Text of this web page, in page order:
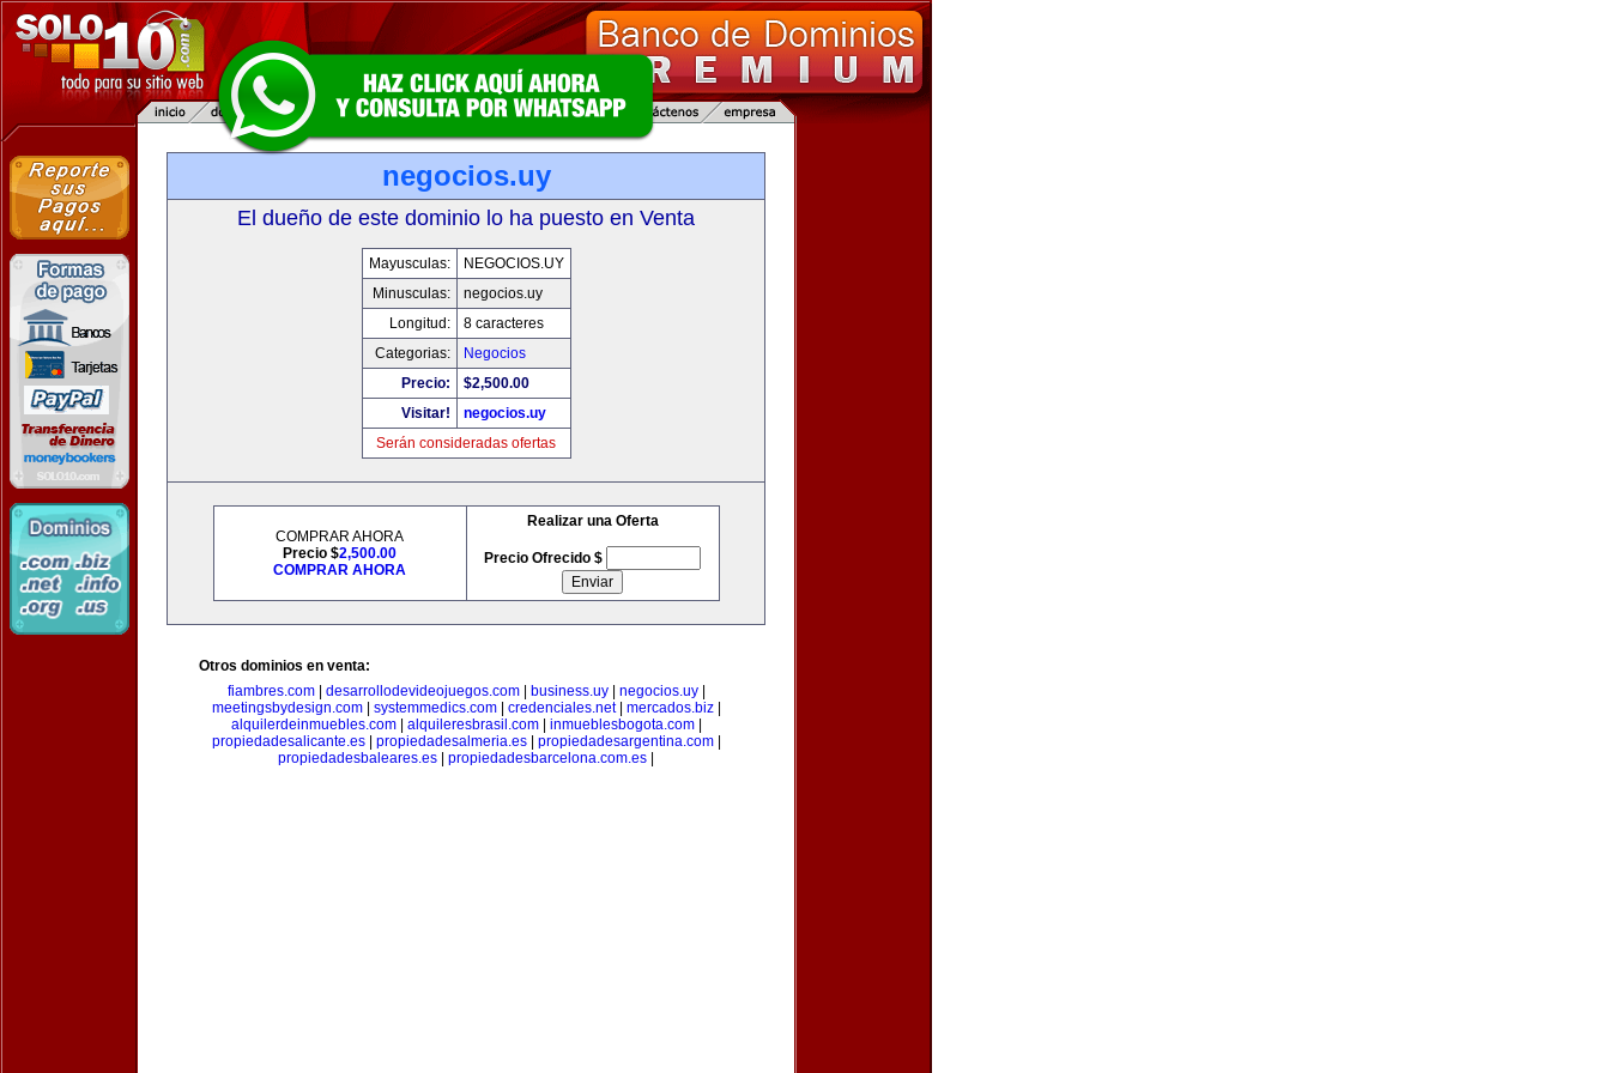
negocios.uy
El dueño de este dominio lo ha puesto en Venta
Mayusculas:
NEGOCIOS.UY
Minusculas:
negocios.uy
Longitud:
8 caracteres
Categorias:
Negocios
Precio:
$2,500.00
Visitar!
negocios.uy
Serán consideradas ofertas
COMPRAR AHORA
Precio $2,500.00
COMPRAR AHORA
Realizar una Oferta
Precio Ofrecido $
Otros dominios en venta:
fiambres.com| desarrollodevideojuegos.com| business.uy| negocios.uy|
meetingsbydesign.com| systemmedics.com| credenciales.net| mercados.biz|
alquilerdeinmuebles.com| alquileresbrasil.com| inmueblesbogota.com|
propiedadesalicante.es| propiedadesalmeria.es| propiedadesargentina.com|
propiedadesbaleares.es
propiedadesbarcelona.com.es